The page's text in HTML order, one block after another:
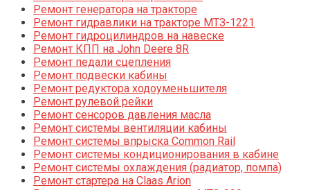
Ремонт генератора на тракторе
Ремонт гидравлики на тракторе МТЗ-1221
Ремонт гидроцилиндров на навеске
Ремонт КПП на John Deere 8R
Ремонт педали сцепления
Ремонт подвески кабины
Ремонт редуктора ходоуменьшителя
Ремонт рулевой рейки
Ремонт сенсоров давления масла
Ремонт системы вентиляции кабины
Ремонт системы впрыска Common Rail
Ремонт системы кондиционирования в кабине
Ремонт системы охлаждения (радиатор, помпа)
Ремонт стартера на Claas Arion